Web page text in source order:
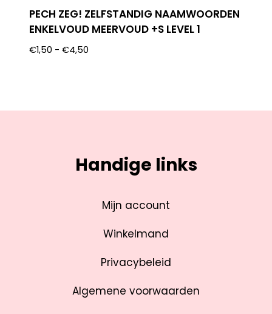
PECH ZEG! ZELFSTANDIG NAAMWOORDEN
ENKELVOUD MEERVOUD +S LEVEL 1
€1,50 - €4,50
Handige links
Mijn account
Winkelmand
Privacybeleid
Algemene voorwaarden